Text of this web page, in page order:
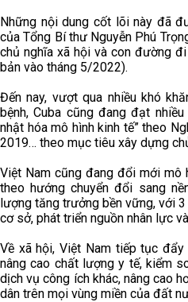
Những nội dung cốt lõi này đã
của Tổng Bí thư Nguyễn Phú
chủ nghĩa xã hội và con đường
bản vào tháng 5/2022).
Đến nay, vượt qua nhiều khó
bệnh, Cuba cũng đang đạt
nhật hóa mô hình kinh tế” theo
2019… theo mục tiêu xây dựng
Việt Nam cũng đang đổi mới mô
theo hướng chuyển đổi sang
lượng tăng trưởng bền vững, với
cơ sở, phát triển nguồn nhân lực
Về xã hội, Việt Nam tiếp tục
nâng cao chất lượng y tế, kiểm
dịch vụ công ích khác, nâng cao
dân trên mọi vùng miền của đất